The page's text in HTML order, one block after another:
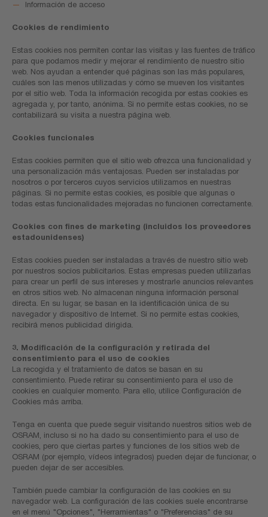
Información de acceso
Cookies de rendimiento
Estas cookies nos permiten contar las visitas y las fuentes de tráfico
para que podamos medir y mejorar el rendimiento de nuestro sitio
web. Nos ayudan a entender qué páginas son las más populares,
cuáles son las menos utilizadas y cómo se mueven los visitantes
por el sitio web. Toda la información recogida por estas cookies es
agregada y, por tanto, anónima. Si no permite estas cookies, no se
contabilizará su visita a nuestra página web.
Cookies funcionales
Estas cookies permiten que el sitio web ofrezca una funcionalidad y
una personalización más ventajosas. Pueden ser instaladas por
nosotros o por terceros cuyos servicios utilizamos en nuestras
páginas. Si no permite estas cookies, es posible que algunas o
todas estas funcionalidades mejoradas no funcionen correctamente.
Cookies con fines de marketing (incluidos los proveedores
estadounidenses)
Estas cookies pueden ser instaladas a través de nuestro sitio web
por nuestros socios publicitarios. Estas empresas pueden utilizarlas
para crear un perfil de sus intereses y mostrarle anuncios relevantes
en otros sitios web. No almacenan ninguna información personal
directa. En su lugar, se basan en la identificación única de su
navegador y dispositivo de Internet. Si no permite estas cookies,
recibirá menos publicidad dirigida.
3. Modificación de la configuración y retirada del
consentimiento para el uso de cookies
La recogida y el tratamiento de datos se basan en su
consentimiento. Puede retirar su consentimiento para el uso de
cookies en cualquier momento. Para ello, utilice Configuración de
Cookies más arriba.
Tenga en cuenta que puede seguir visitando nuestros sitios web de
OSRAM, incluso si no ha dado su consentimiento para el uso de
cookies, pero que ciertas partes y funciones de los sitios web de
OSRAM (por ejemplo, vídeos integrados) pueden dejar de funcionar, o
pueden dejar de ser accesibles.
También puede cambiar la configuración de las cookies en su
navegador web. La configuración de las cookies suele encontrarse
en el menú "Opciones", "Herramientas" o "Preferencias" de su